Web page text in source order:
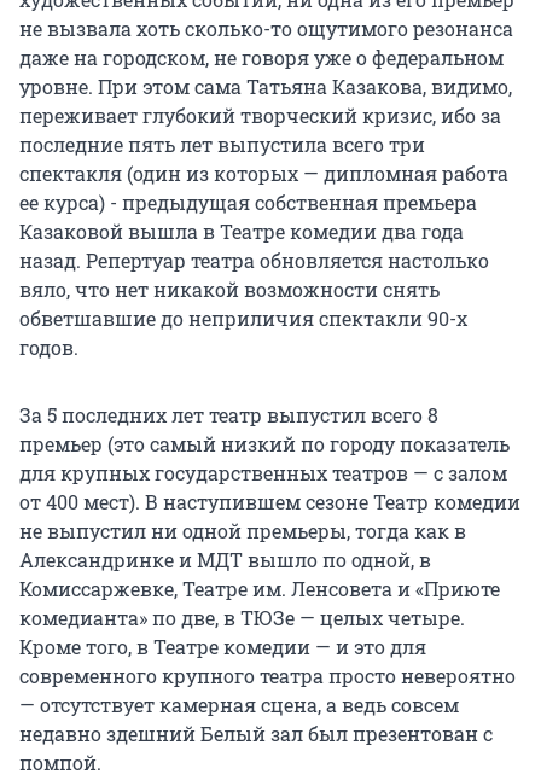
не вызвала хоть сколько-то ощутимого резонанса
даже на городском, не говоря уже о федеральном
уровне. При этом сама Татьяна Казакова, видимо,
переживает глубокий творческий кризис, ибо за
последние пять лет выпустила всего три
спектакля (один из которых — дипломная работа
ее курса) - предыдущая собственная премьера
Казаковой вышла в Театре комедии два года
назад. Репертуар театра обновляется настолько
вяло, что нет никакой возможности снять
обветшавшие до неприличия спектакли 90-х
годов.
За 5 последних лет театр выпустил всего 8
премьер (это самый низкий по городу показатель
для крупных государственных театров — с залом
от 400 мест). В наступившем сезоне Театр комедии
не выпустил ни одной премьеры, тогда как в
Александринке и МДТ вышло по одной, в
Комиссаржевке, Театре им. Ленсовета и «Приюте
комедианта» по две, в ТЮЗе — целых четыре.
Кроме того, в Театре комедии — и это для
современного крупного театра просто невероятно
— отсутствует камерная сцена, а ведь совсем
недавно здешний Белый зал был презентован с
помпой.